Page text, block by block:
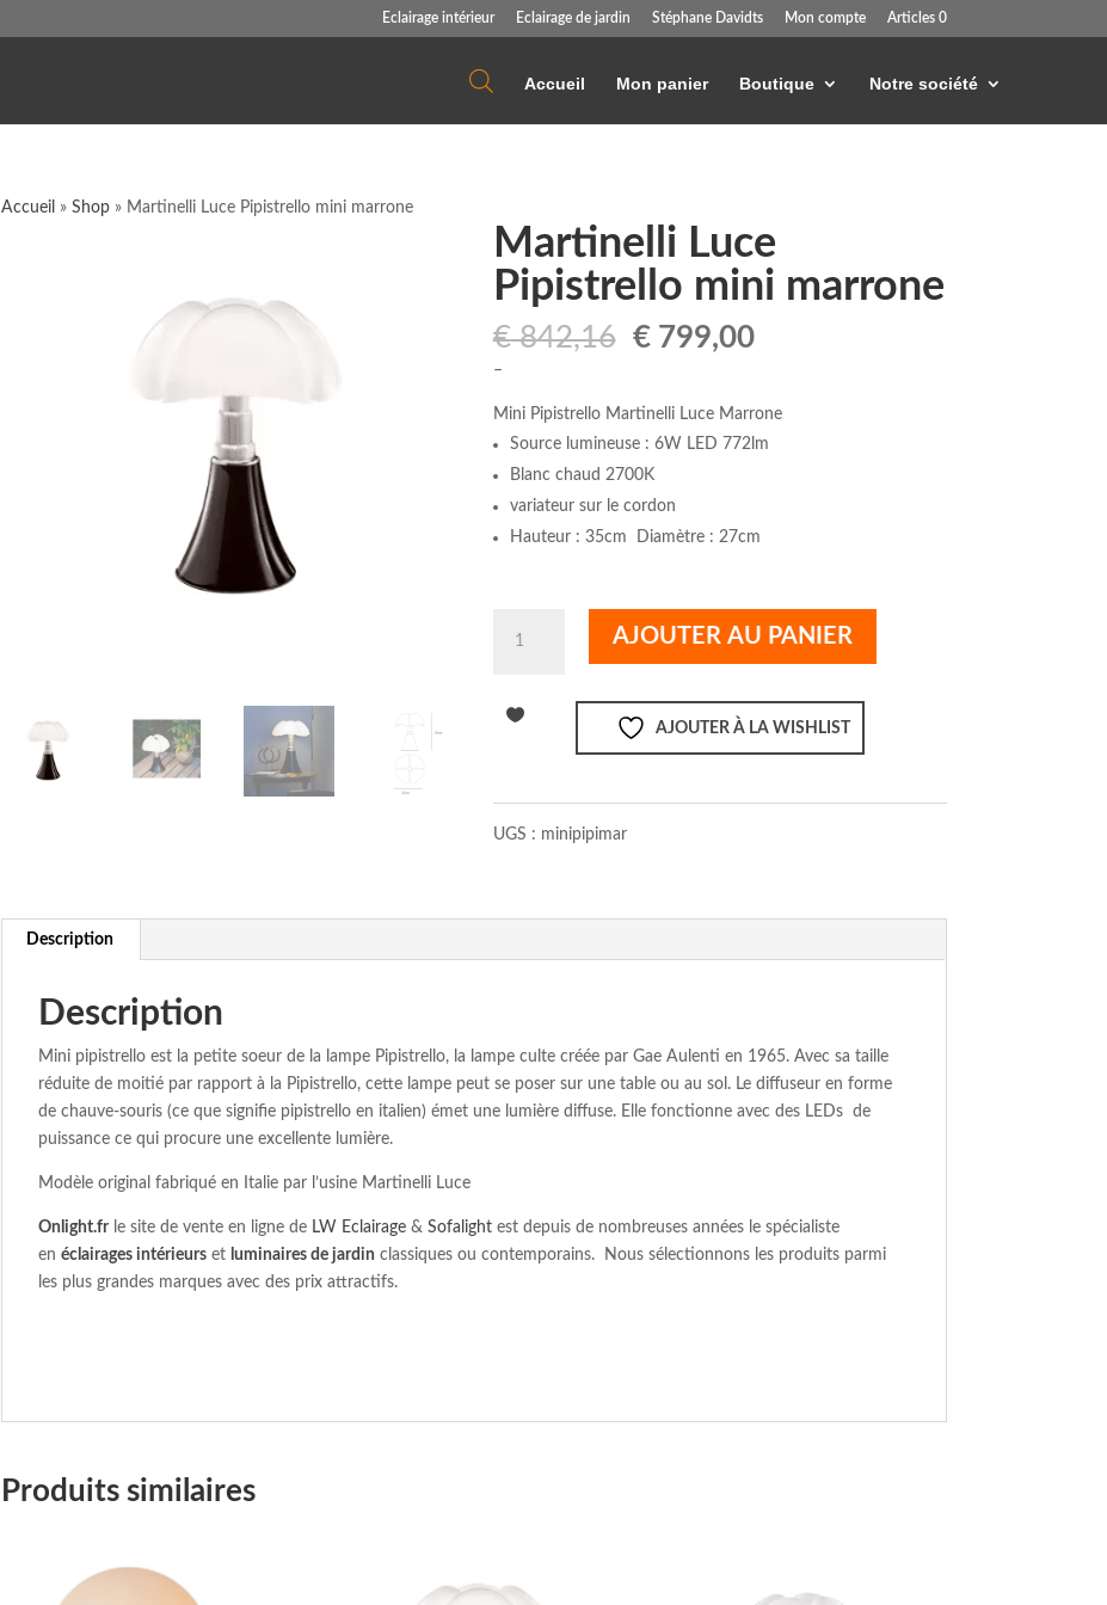
Eclairage intérieur Eclairage de jardin Stéphane Davidts Mon compte Articles 0
Accueil Mon panier Boutique Notre société
Accueil » Shop» Martinelli Luce Pipistrello mini marrone
Martinelli Luce
Pipistrello mini marrone
€842,16 Le
était :
€ 842,16.
€799,00Le
est :
€ 799,00.
–
Mini Pipistrello Martinelli Luce Marrone
Source lumineuse : 6W LED 772lm
Blanc chaud 2700K
variateur sur le cordon
Hauteur : 35cm Diamètre : 27cm
Luce
AJOUTER AU PANIER
AJOUTER À LA WISHLIST
UGS : minipipimar
Description
Description
Mini pipistrello est la petite soeur de la lampe Pipistrello, la lampe culte créée par Gae Aulenti en 1965. Avec sa taille
réduite de moitié par rapport à la Pipistrello, cette lampe peut se poser sur une table ou au sol. Le diffuseur en forme
de chauve-souris (ce que signifie pipistrello en italien) émet une lumière diffuse. Elle fonctionne avec des LEDs de
puissance ce qui procure une excellente lumière.
Modèle original fabriqué en Italie par l’usine Martinelli Luce
Onlight.frle site de vente en ligne de LW Eclairage& Sofalightest depuis de nombreuses années le spécialiste
en éclairages intérieurset luminaires de jardin classiques ou contemporains. Nous sélectionnons les produits parmi
les plus grandes marques avec des prix attractifs.
Produits similaires